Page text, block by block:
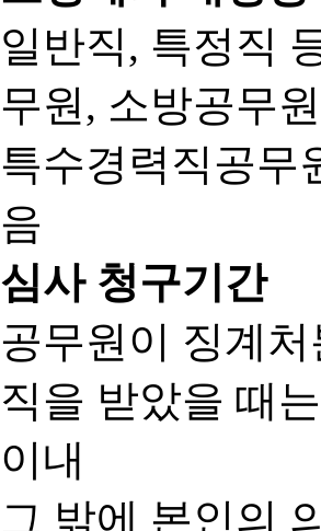
일반직, 특정직
무원, 소방공무
특수경력직공무
음
심사 청구기간
공무원이 징계
직을 받았을 때
이내
그 밖에 본인의